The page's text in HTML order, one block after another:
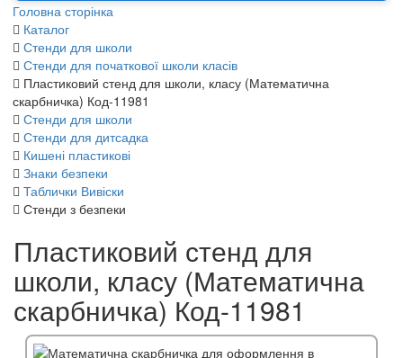
Головна сторінка
Каталог
Стенди для школи
Стенди для початкової школи класів
Пластиковий стенд для школи, класу (Математична
скарбничка) Код-11981
Стенди для школи
Стенди для дитсадка
Кишені пластикові
Знаки безпеки
Таблички Вивіски
Стенди з безпеки
Пластиковий стенд для
школи, класу (Математична
скарбничка) Код-11981